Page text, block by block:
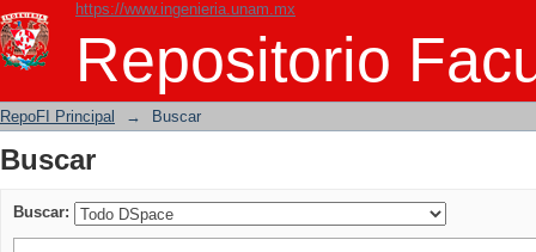
https://www.ingenieria.unam.mx
Repositorio
Buscar
RepoFI Principal → Buscar
Buscar
Buscar: